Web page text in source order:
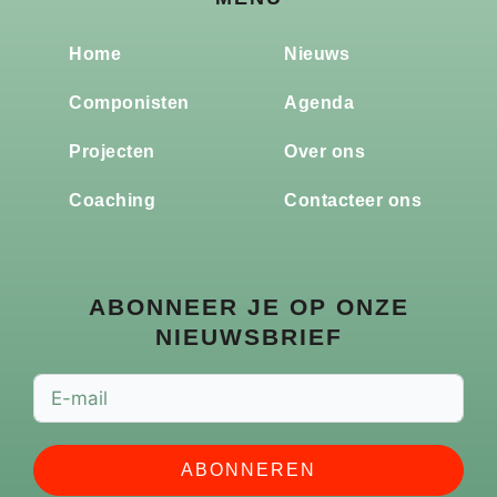
Home
Componisten
Projecten
Coaching
Nieuws
Agenda
Over ons
Contacteer ons
ABONNEER JE OP ONZE
NIEUWSBRIEF
ABONNEREN